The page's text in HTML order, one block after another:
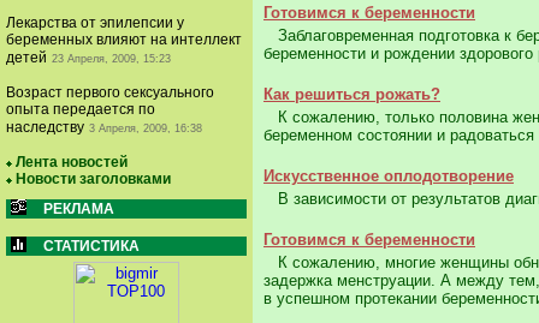
Лекарства от эпилепсии у
беременных влияют на интеллект
детей 23 Апреля, 2009, 15:23
Возраст первого сексуального
опыта передается по
наследству 3 Апреля, 2009, 16:38
Лента новостей
Новости заголовками
РЕКЛАМА
СТАТИСТИКА
Готовимся к беременности
Заблаговременная подготовка к
беременности и рождении
Как решиться рожать?
К сожалению, только половина
беременном состоянии и
Искусственное оплодотворение
В зависимости от результатов
Готовимся к беременности
К сожалению, многие женщины
задержка менструации. А между
в успешном протекании